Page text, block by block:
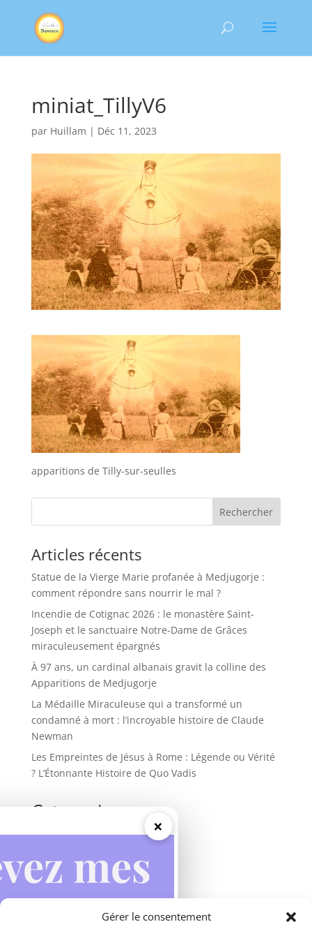
Gérer le consentement
miniat_TillyV6
par Huillam | Déc 11, 2023
apparitions de Tilly-sur-seulles
Rechercher
Articles récents
Statue de la Vierge Marie profanée à Medjugorje :
comment répondre sans nourrir le mal ?
Incendie de Cotignac 2026 : le monastère Saint-
Joseph et le sanctuaire Notre-Dame de Grâces
miraculeusement épargnés
À 97 ans, un cardinal albanais gravit la colline des
Apparitions de Medjugorje
La Médaille Miraculeuse qui a transformé un
condamné à mort : l’incroyable histoire de Claude
Newman
Les Empreintes de Jésus à Rome : Légende ou Vérité
? L’Étonnante Histoire de Quo Vadis
Categories
Actualités
Inspirations
Miracles
×